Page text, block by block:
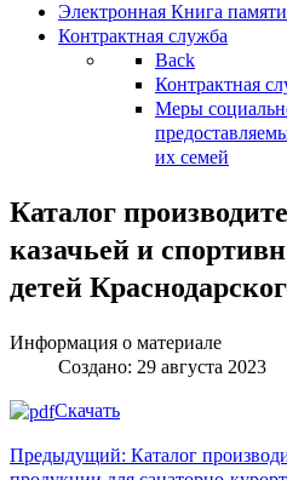
Электронная Книга
Контрактная служба
Back
Контрактная
Меры
их семей
Каталог
казачьей и
детей
Информация о материале
Создано: 29 августа 2023
Скачать
Предыдущий: Каталог